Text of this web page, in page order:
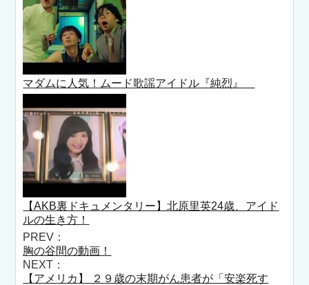
マダムに人気！ムード歌謡アイドル『純烈』
【AKB裏ドキュメンタリー】北原里英24歳、アイド
ルの生き方！
PREV：
胸の谷間の動画！
NEXT：
【アメリカ】 ２９歳の末期がん患者が「安楽死す